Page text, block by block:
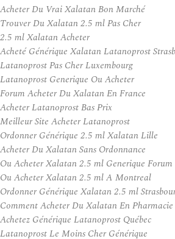
Acheter Du Vrai Xalatan Bon Marché
Trouver Du Xalatan 2.5 ml Pas Cher
2.5 ml Xalatan Acheter
Acheté Générique Xalatan Latanoprost
Latanoprost Pas Cher Luxembourg
Latanoprost Generique Ou Acheter
Forum Acheter Du Xalatan En France
Acheter Latanoprost Bas Prix
Meilleur Site Acheter Latanoprost
Ordonner Générique 2.5 ml Xalatan Lille
Acheter Du Xalatan Sans Ordonnance
Ou Acheter Xalatan 2.5 ml Generique Forum
Ou Acheter Xalatan 2.5 ml A Montreal
Ordonner Générique Xalatan 2.5 ml
Comment Acheter Du Xalatan En Pharmacie
Achetez Générique Latanoprost Québec
Latanoprost Le Moins Cher Générique